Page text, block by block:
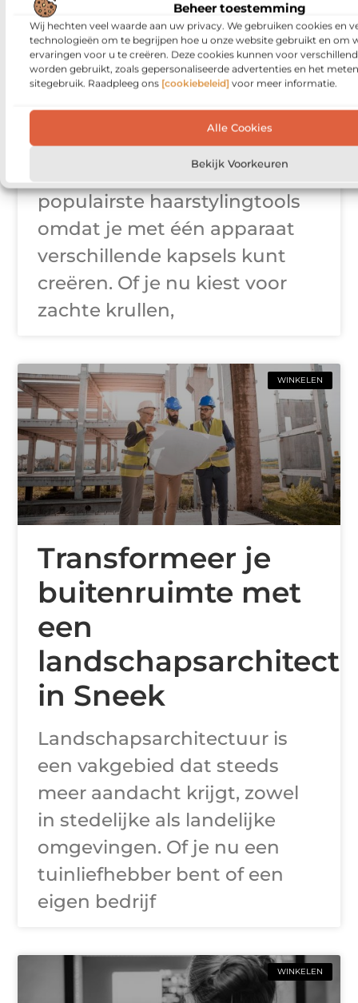
Beheer toestemming
Wij hechten veel waarde aan uw privacy. We gebruiken cookies en
technologieën om te begrijpen hoe u onze website gebruikt en om
ervaringen voor u te creëren. Deze cookies kunnen voor
worden gebruikt, zoals gepersonaliseerde advertenties en het
sitegebruik. Raadpleeg ons [cookiebeleid] voor meer informatie.
Alle Cookies
Bekijk Voorkeuren
waarom een
multistyler
onmisbaar is
Een multistyler is
tegenwoordig een van de
populairste haarstylingtools
omdat je met één apparaat
verschillende kapsels kunt
creëren. Of je nu kiest voor
zachte krullen,
WINKELEN
Transformeer je
buitenruimte met
een
landschapsarchitect
in Sneek
Landschapsarchitectuur is
een vakgebied dat steeds
meer aandacht krijgt, zowel
in stedelijke als landelijke
omgevingen. Of je nu een
tuinliefhebber bent of een
eigen bedrijf
WINKELEN